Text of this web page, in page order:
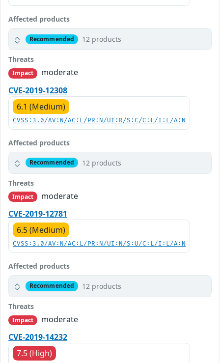
Affected products
Recommended 12 products
Threats
Impact
moderate
CVE-2019-12308
6.1 (Medium)
CVSS:3.0/AV:N/AC:L/PR:N/UI:R/S:C/C:L/I:L/A:N
Affected products
Recommended 12 products
Threats
Impact
moderate
CVE-2019-12781
6.5 (Medium)
CVSS:3.0/AV:N/AC:L/PR:N/UI:N/S:U/C:L/I:L/A:N
Affected products
Recommended 12 products
Threats
Impact
moderate
CVE-2019-14232
7.5 (High)